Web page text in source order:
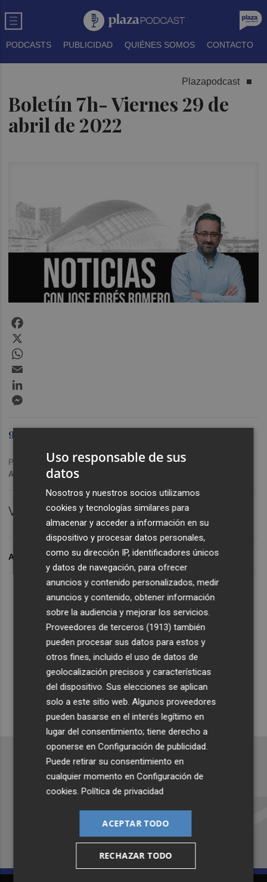
PODCASTS PUBLICIDAD QUIÉNES SOMOS CONTACTO
Plazapodcast
Boletín 7h- Viernes 29 de
abril de 2022
Lo Más Escuchado
Suscríbete al canal de
Whatsapp
Siempre al día de las últimas noticias
¡Quiero suscribirme!
99.9 Plaza Radio
Publicado: 28/04/2022 · 10:44
Actualizado: 29/01/2024 · 11:17
VALÈNCIA.
ARCHIVADO EN
Recibe toda la actualidad de
Plaza Podcast en tu correo
Quiero suscribirme
Uso responsable de sus
datos
Nosotros y nuestros socios utilizamos
cookies y tecnologías similares para
almacenar y acceder a información en su
dispositivo y procesar datos personales,
como su dirección IP, identificadores únicos
y datos de navegación, para ofrecer
anuncios y contenido personalizados, medir
anuncios y contenido, obtener información
sobre la audiencia y mejorar los servicios.
Proveedores de terceros (1913) también
pueden procesar sus datos para estos y
otros fines, incluido el uso de datos de
geolocalización precisos y características
del dispositivo. Sus elecciones se aplican
solo a este sitio web. Algunos proveedores
pueden basarse en el interés legítimo en
lugar del consentimiento; tiene derecho a
oponerse enConfiguración de publicidad.
Puede retirar su consentimiento en
cualquier momento enConfiguración de
cookies.Política de privacidad
ACEPTAR TODO
RECHAZAR TODO